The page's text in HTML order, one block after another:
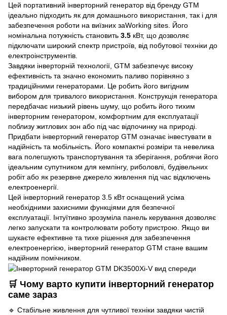
Цей портативний інверторний генератор від бренду GTM
ідеально підходить як для домашнього використання, так і для
забезпечення роботи на виїзних заWorking sites. Його
номінальна потужність становить 3.5 кВт, що дозволяє
підключати широкий спектр пристроїв, від побутової техніки до
електроінструментів.
Завдяки інверторній технології, GTM забезпечує високу
ефективність та значно економить паливо порівняно з
традиційними генераторами. Це робить його вигідним
вибором для тривалого використання. Конструкція генератора
передбачає низький рівень шуму, що робить його тихим
інверторним генератором, комфортним для експлуатації
поблизу житлових зон або під час відпочинку на природі.
Придбати інверторний генератор GTM означає інвестувати в
надійність та мобільність. Його компактні розміри та невелика
вага полегшують транспортування та зберігання, роблячи його
ідеальним супутником для кемпінгу, риболовлі, будівельних
робіт або як резервне джерело живлення під час відключень
електроенергії.
Цей інверторний генератор 3.5 кВт оснащений усіма
необхідними захисними функціями для безпечної
експлуатації. Інтуїтивно зрозуміла панель керування дозволяє
легко запускати та контролювати роботу пристрою. Якщо ви
шукаєте ефективне та тихе рішення для забезпечення
електроенергією, інверторний генератор GTM стане вашим
надійним помічником.
🛒 Чому варто купити інверторний генератор
саме зараз
🔹 Стабільне живлення для чутливої техніки завдяки чистій